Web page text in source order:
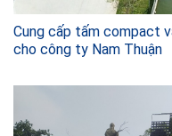
Cung cấp tấm compact
cho công ty Nam Thuận